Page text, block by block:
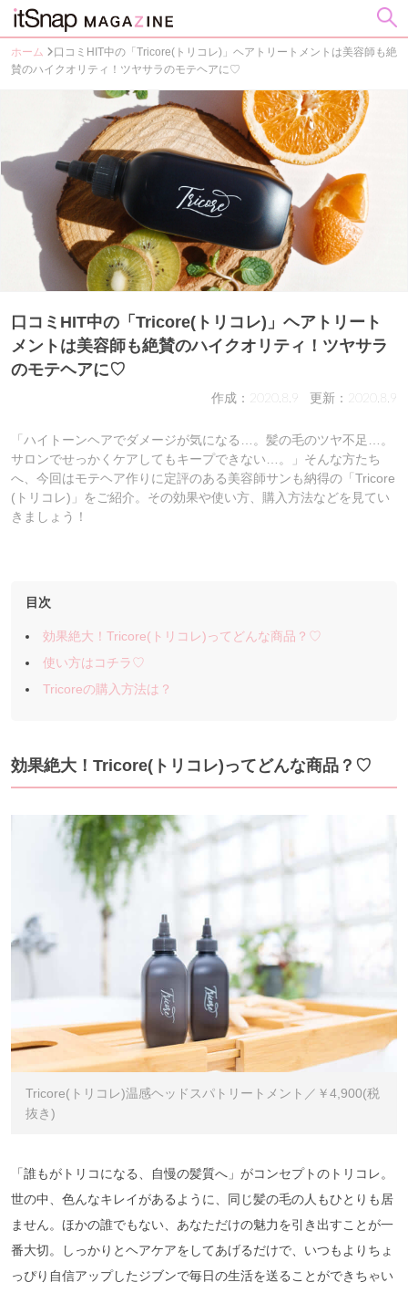
ホーム
口コミHIT中の「Tricore(トリコレ)」ヘアトリートメントは美容師も絶
賛のハイクオリティ！ツヤサラのモテヘアに♡
口コミHIT中の「Tricore(トリコレ)」ヘアトリート
メントは美容師も絶賛のハイクオリティ！ツヤサラ
のモテヘアに♡
作成：2020.8.9 更新：2020.8.9
「ハイトーンヘアでダメージが気になる…。髪の毛のツヤ不足…。
サロンでせっかくケアしてもキープできない…。」そんな方たち
へ、今回はモテヘア作りに定評のある美容師サンも納得の「Tricore
(トリコレ)」をご紹介。その効果や使い方、購入方法などを見てい
きましょう！
目次
効果絶大！Tricore(トリコレ)ってどんな商品？♡
使い方はコチラ♡
Tricoreの購入方法は？
効果絶大！Tricore(トリコレ)ってどんな商品？♡
Tricore(トリコレ)温感ヘッドスパトリートメント／￥4,900(税
抜き)
「誰もがトリコになる、自慢の髪質へ」がコンセプトのトリコレ。
世の中、色んなキレイがあるように、同じ髪の毛の人もひとりも居
ません。ほかの誰でもない、あなただけの魅力を引き出すことが一
番大切。しっかりとヘアケアをしてあげるだけで、いつもよりちょ
っぴり自信アップしたジブンで毎日の生活を送ることができちゃい